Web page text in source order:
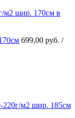
699,00 руб. /